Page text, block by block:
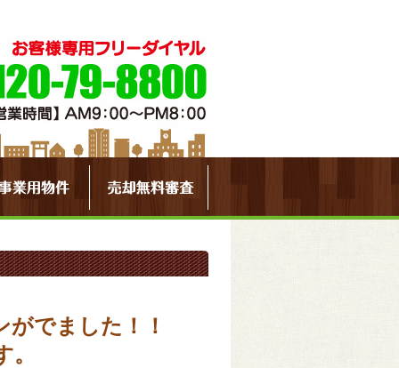
でました！！